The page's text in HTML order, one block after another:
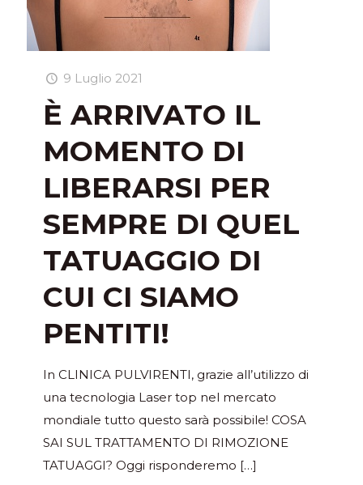
9 Luglio 2021
È ARRIVATO IL
MOMENTO DI
LIBERARSI PER
SEMPRE DI QUEL
TATUAGGIO DI
CUI CI SIAMO
PENTITI!
In CLINICA PULVIRENTI, grazie all’utilizzo di
una tecnologia Laser top nel mercato
mondiale tutto questo sarà possibile! COSA
SAI SUL TRATTAMENTO DI RIMOZIONE
TATUAGGI? Oggi risponderemo […]